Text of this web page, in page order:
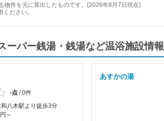
物件を元に算出したものです。(2026年8月7日現在)
ださい。
ーパー銭湯・銭湯など温浴施設情報
-点 /0件
八木駅より徒歩3分
～
あすかの湯